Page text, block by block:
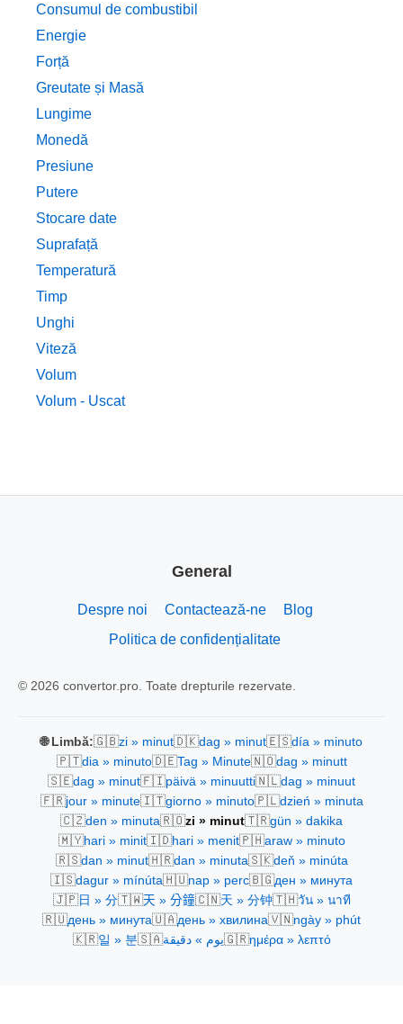
Consumul de combustibil
Energie
Forță
Greutate și Masă
Lungime
Monedă
Presiune
Putere
Stocare date
Suprafață
Temperatură
Timp
Unghi
Viteză
Volum
Volum - Uscat
General
Despre noi Contactează-ne
Blog
Politica de confidențialitate
© 2026 convertor.pro. Toate drepturile rezervate.
🌐 Limbă:🇬🇧zi » minut🇩🇰dag » minut🇪🇸día » minuto
🇵🇹dia » minuto🇩🇪Tag » Minute🇳🇴dag » minutt
🇸🇪dag » minut🇫🇮päivä » minuutti🇳🇱dag » minuut
🇫🇷jour » minute🇮🇹giorno » minuto🇵🇱dzień » minuta
🇨🇿den » minuta🇷🇴zi » minut🇹🇷gün » dakika
🇲🇾hari » minit🇮🇩hari » menit🇵🇭araw » minuto
🇷🇸dan » minut🇭🇷dan » minuta🇸🇰deň » minúta
🇮🇸dagur » mínúta🇭🇺nap » perc🇧🇬ден » минута
🇯🇵日 » 分🇹🇼天 » 分鐘🇨🇳天 » 分钟🇹🇭วัน » นาที
🇷🇺день » минута🇺🇦день » хвилина🇻🇳ngày » phút
🇰🇷일 » 분🇸🇦يوم » دقيقة🇬🇷ημέρα » λεπτό